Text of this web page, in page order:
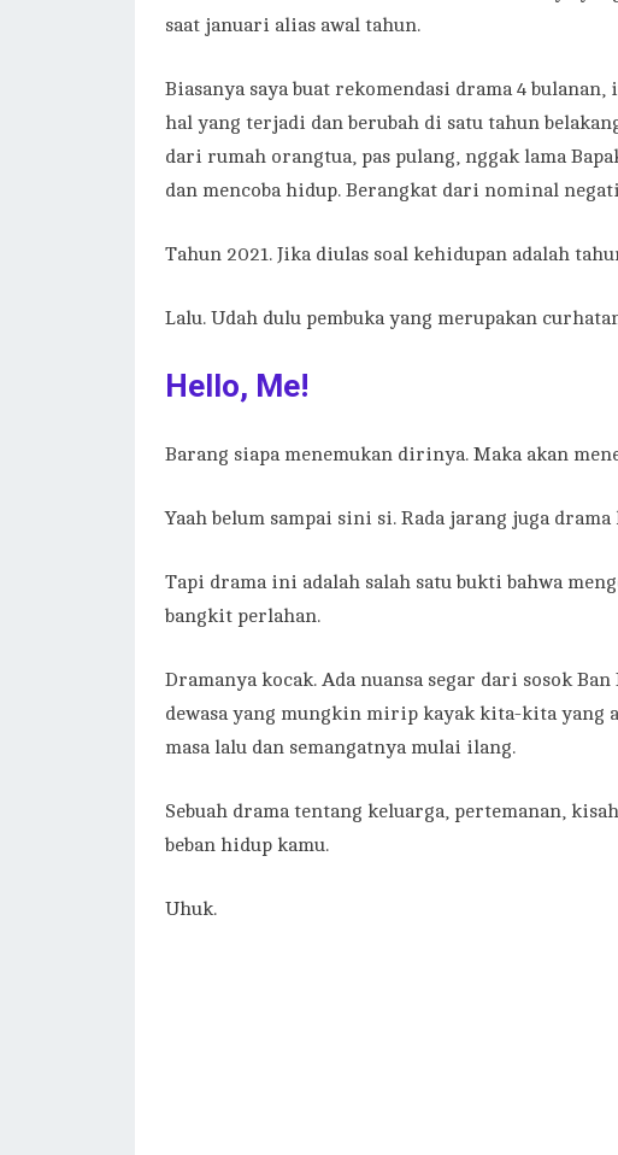
saat januari alias awal tahun.
Biasanya saya buat rekomendasi drama 4
hal yang terjadi dan berubah di satu tahun
dari rumah orangtua, pas pulang, nggak lama
dan mencoba hidup. Berangkat dari nominal
Tahun 2021. Jika diulas soal kehidupan adalah
Lalu. Udah dulu pembuka yang merupakan
Hello, Me!
Barang siapa menemukan dirinya. Maka akan
Yaah belum sampai sini si. Rada jarang juga
Tapi drama ini adalah salah satu bukti bahwa
bangkit perlahan.
Dramanya kocak. Ada nuansa segar dari sosok
dewasa yang mungkin mirip kayak kita-kita yang
masa lalu dan semangatnya mulai ilang.
Sebuah drama tentang keluarga, pertemanan,
beban hidup kamu.
Uhuk.